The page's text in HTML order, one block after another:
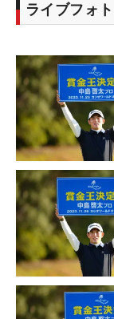
ライブフォト